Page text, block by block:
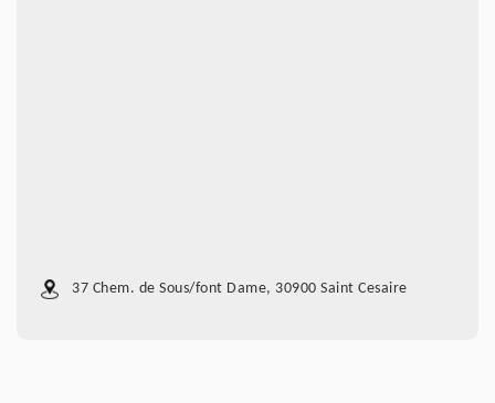
37 Chem. de Sous/font Dame, 30900 Saint Cesaire